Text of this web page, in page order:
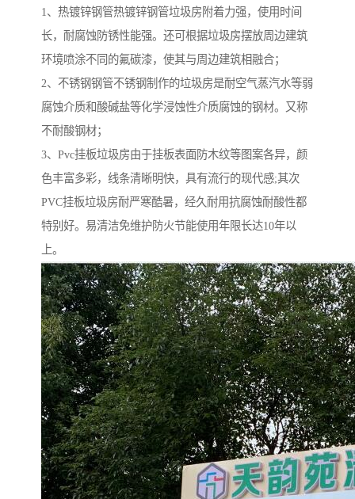
1、热镀锌钢管热镀锌钢管垃圾房附着力强，使用时间
长，耐腐蚀防锈性能强。还可根据垃圾房摆放周边建筑
环境喷涂不同的氟碳漆，使其与周边建筑相融合；
2、不锈钢钢管不锈钢制作的垃圾房是耐空气蒸汽水等弱
腐蚀介质和酸碱盐等化学浸蚀性介质腐蚀的钢材。又称
不耐酸钢材；
3、Pvc挂板垃圾房由于挂板表面防木纹等图案各异，颜
色丰富多彩，线条清晰明快，具有流行的现代感;其次
PVC挂板垃圾房耐严寒酷暑，经久耐用抗腐蚀耐酸性都
特别好。易清洁免维护防火节能使用年限长达10年以
上。